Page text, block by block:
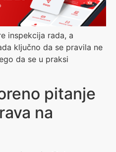
inspekcija rada, a
ključno da se pravila ne
da se u praksi
pitanje
na